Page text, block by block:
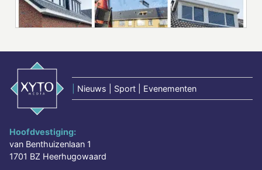
Nieuws | Sport | Evenementen
Hoofdvestiging:
van Benthuizenlaan 1
1701 BZ Heerhugowaard